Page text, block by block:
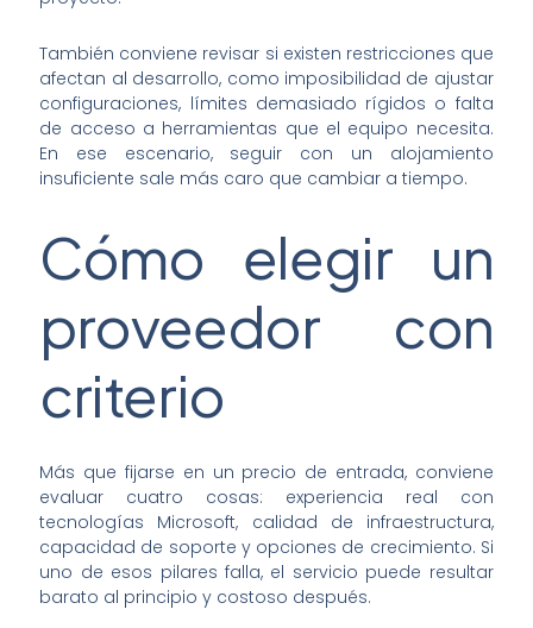
También conviene revisar si existen restricciones que
afectan al desarrollo, como imposibilidad de ajustar
configuraciones, límites demasiado rígidos o falta
de acceso a herramientas que el equipo necesita.
En ese escenario, seguir con un alojamiento
insuficiente sale más caro que cambiar a tiempo.
Cómo elegir un
proveedor con
criterio
Más que fijarse en un precio de entrada, conviene
evaluar cuatro cosas: experiencia real con
tecnologías Microsoft, calidad de infraestructura,
capacidad de soporte y opciones de crecimiento. Si
uno de esos pilares falla, el servicio puede resultar
barato al principio y costoso después.